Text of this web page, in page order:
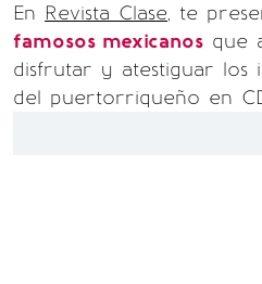
En Revista Clase, te
famosos mexicanos que
disfrutar y atestiguar los
del puertorriqueño en